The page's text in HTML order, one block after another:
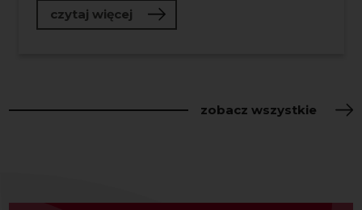
czytaj więcej o „Lider_ka zielonej kultury:
zobacz wszystkie